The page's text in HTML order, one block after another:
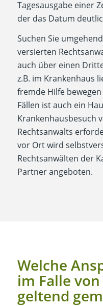
Tagesausgabe einer
der das Datum
Suchen Sie
versierten
auch über einen
z.B. im Krankenhaus
fremde Hilfe
Fällen ist auch ein
Krankenhausbesuch
Rechtsanwalts
vor Ort wird
Rechtsanwälten der
Partner angeboten.
Welche
im Falle
geltend